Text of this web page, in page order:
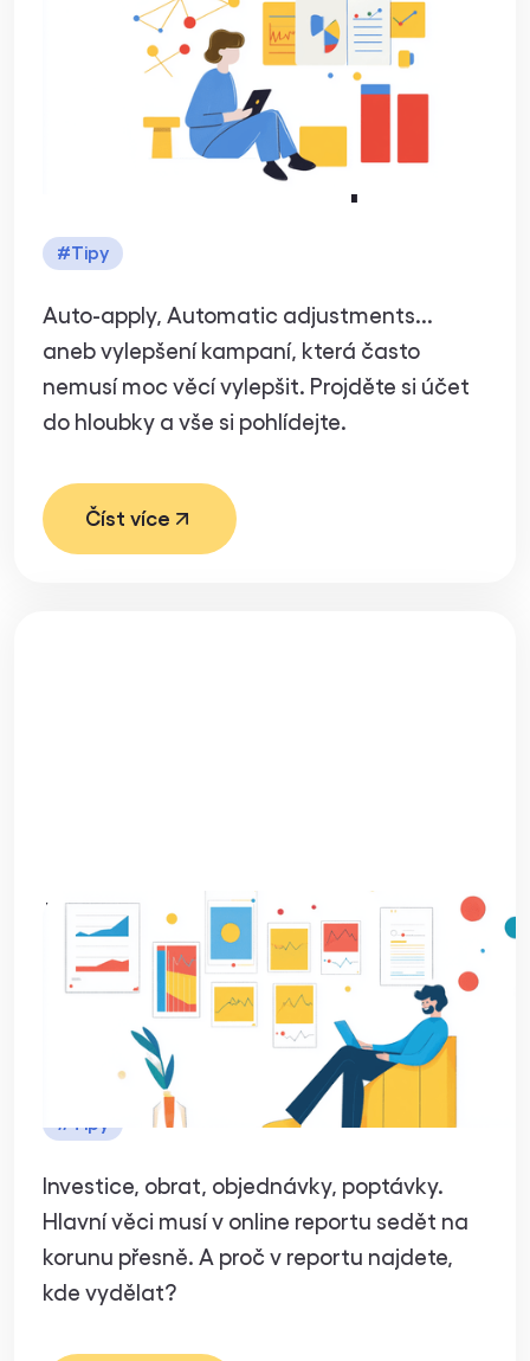
"vylepšení"
kampaní a proč si
na ně dávat pozor
#Tipy
Auto-apply, Automatic adjustments...
aneb vylepšení kampaní, která často
nemusí moc věcí vylepšit. Projděte si účet
do hloubky a vše si pohlídejte.
Číst více
Report online
kampaní jako
radar na peníze
#Tipy
Investice, obrat, objednávky, poptávky.
Hlavní věci musí v online reportu sedět na
korunu přesně. A proč v reportu najdete,
kde vydělat?